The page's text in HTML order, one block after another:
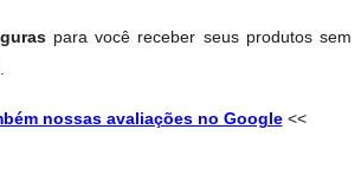
para você receber seus produtos sem
nossas avaliações no Google<<